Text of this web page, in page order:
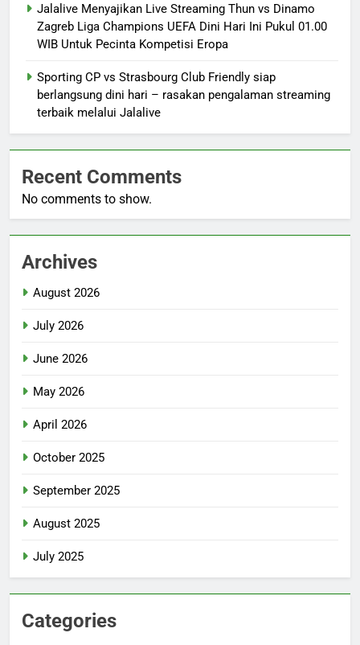
Jalalive Menyajikan Live Streaming Thun vs Dinamo
Zagreb Liga Champions UEFA Dini Hari Ini Pukul 01.00
WIB Untuk Pecinta Kompetisi Eropa
Sporting CP vs Strasbourg Club Friendly siap
berlangsung dini hari – rasakan pengalaman streaming
terbaik melalui Jalalive
Recent Comments
No comments to show.
Archives
August 2026
July 2026
June 2026
May 2026
April 2026
October 2025
September 2025
August 2025
July 2025
Categories